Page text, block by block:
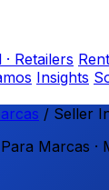
· Retailers
Insights
/ Seller
Marcas ·